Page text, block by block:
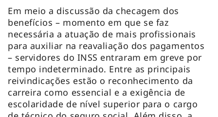
Em meio a discussão da checagem dos
benefícios – momento em que se faz
necessária a atuação de mais profissionais
para auxiliar na reavaliação dos pagamentos
– servidores do INSS entraram em greve por
tempo indeterminado. Entre as principais
reivindicações estão o reconhecimento da
carreira como essencial e a exigência de
escolaridade de nível superior para o cargo